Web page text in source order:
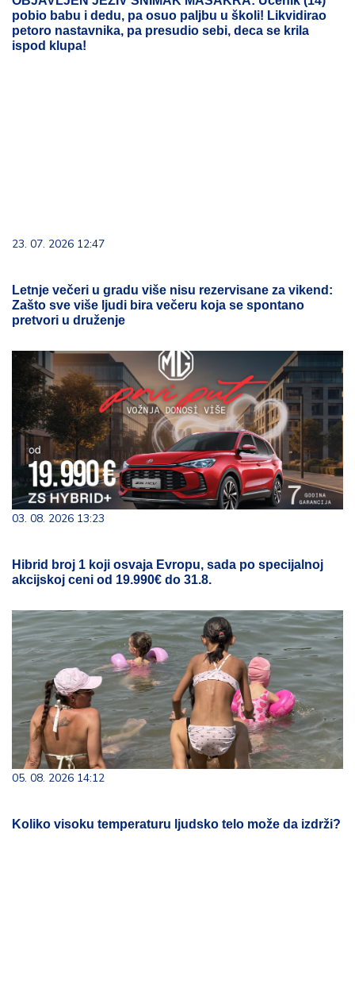
pobio babu i dedu, pa osuo paljbu u školi! Likvidirao
petoro nastavnika, pa presudio sebi, deca se krila
ispod klupa!
23. 07. 2026 12:47
Letnje večeri u gradu više nisu rezervisane za vikend:
Zašto sve više ljudi bira večeru koja se spontano
pretvori u druženje
03. 08. 2026 13:23
Hibrid broj 1 koji osvaja Evropu, sada po specijalnoj
akcijskoj ceni od 19.990€ do 31.8.
05. 08. 2026 14:12
Koliko visoku temperaturu ljudsko telo može da izdrži?